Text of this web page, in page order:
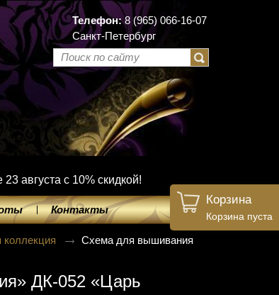
Телефон:8 (965) 066-16-07
Санкт-Петербург
августа с 10% скидкой!
Контакты
Корзина
Корзина пуста
Схема для вышивания
ДК-052 «Царь